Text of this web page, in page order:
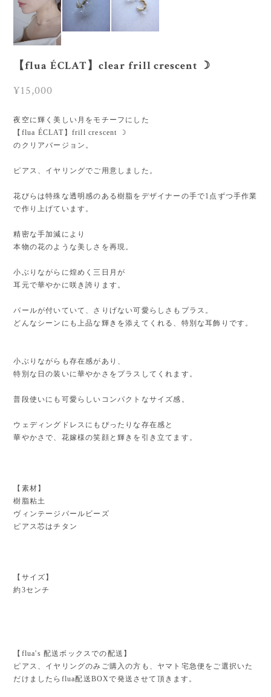
【flua ÉCLAT】clear frill crescent ☽
¥15,000
夜空に輝く美しい月をモチーフにした
【flua ÉCLAT】frill crescent ☽
のクリアバージョン。
ピアス、イヤリングでご用意しました。
花びらは特殊な透明感のある樹脂をデザイナーの手で1点ずつ手作業
で作り上げています。
精密な手加減により
本物の花のような美しさを再現。
小ぶりながらに煌めく三日月が
耳元で華やかに咲き誇ります。
パールが付いていて、さりげない可愛らしさもプラス。
どんなシーンにも上品な輝きを添えてくれる、特別な耳飾りです。
小ぶりながらも存在感があり、
特別な日の装いに華やかさをプラスしてくれます。
普段使いにも可愛らしいコンパクトなサイズ感。
ウェディングドレスにもぴったりな存在感と
華やかさで、花嫁様の笑顔と輝きを引き立てます。
【素材】
樹脂粘土
ヴィンテージパールビーズ
ピアス芯はチタン
【サイズ】
約3センチ
【flua's 配送ボックスでの配送】
ピアス、イヤリングのみご購入の方も、ヤマト宅急便をご選択いた
だけましたらflua配送BOXで発送させて頂きます。